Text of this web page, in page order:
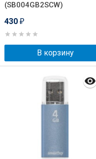
(SB004GB2SCW)
430 ₽
В корзину